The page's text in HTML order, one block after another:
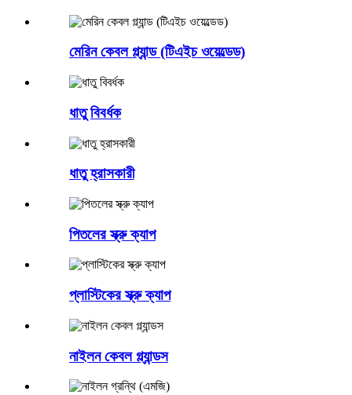
মেরিন কেবল গ্ল্যান্ড (টিএইচ ওয়েল্ডেড)
ধাতু বিবর্ধক
ধাতু হ্রাসকারী
পিতলের স্ক্রু ক্যাপ
প্লাস্টিকের স্ক্রু ক্যাপ
নাইলন কেবল গ্ল্যান্ডস